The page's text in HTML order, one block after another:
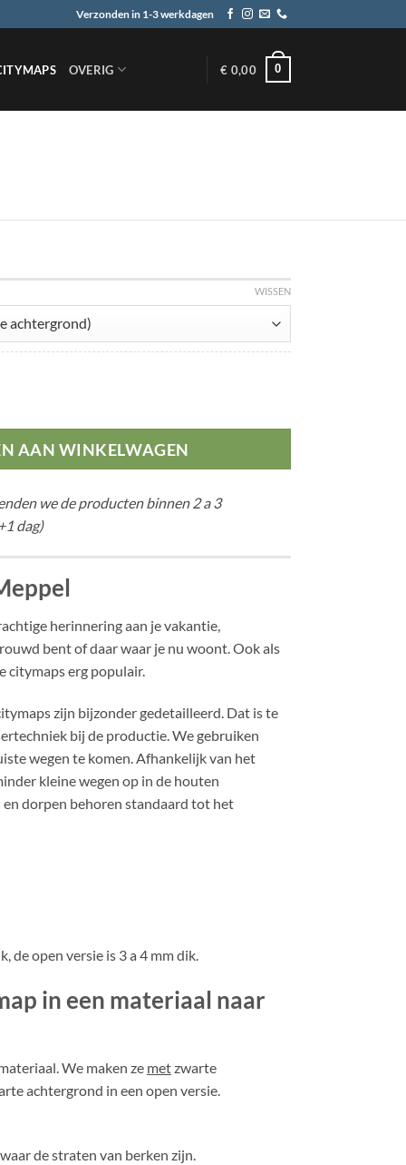
Verzonden in 1-3 werkdagen
OVERIG € 0,00 0
WISSEN
AAN WINKELWAGEN
we de producten binnen 2 a 3
dag)
herinnering aan je vakantie,
bent of daar waar je nu woont. Ook als
citymaps erg populair.
zijn bijzonder gedetailleerd. Dat is te
bij de productie. We gebruiken
wegen te komen. Afhankelijk van het
kleine wegen op in de houten
dorpen behoren standaard tot het
de open versie is 3 a 4 mm dik.
in een materiaal naar
We maken ze metzwarte
achtergrond in een open versie.
de straten van berken zijn.